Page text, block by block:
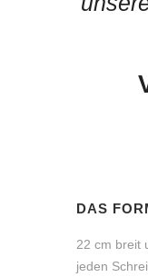
DAS
22 cm breit
jeden